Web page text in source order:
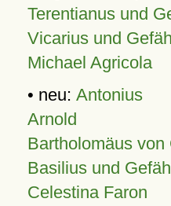
Terentianus und
Vicarius und
Michael Agricola
• neu: Antonius
Arnold
Bartholomäus
Basilius und
Celestina Faron